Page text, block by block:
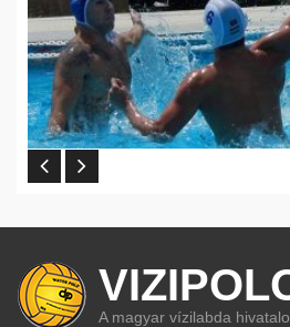
A magyar vízilabda